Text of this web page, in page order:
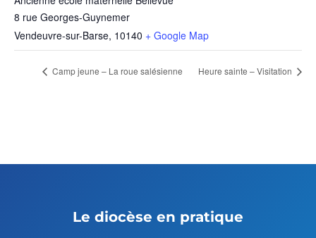
8 rue Georges-Guynemer
Vendeuvre-sur-Barse, 10140 + Google Map
Camp jeune – La roue salésienne Heure sainte – Visitation
Le diocèse en pratique